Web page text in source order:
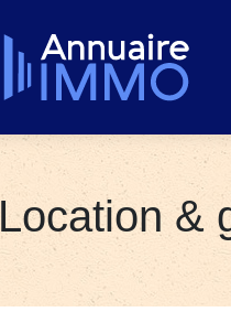
Location &